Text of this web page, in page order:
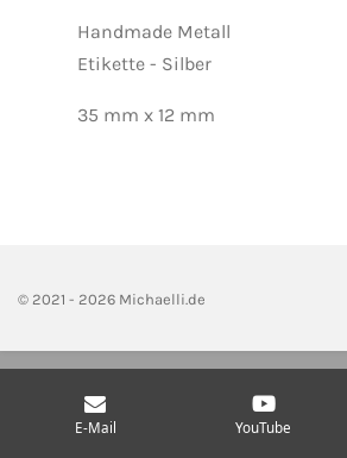
Handmade Metall
Etikette - Silber
35 mm x 12 mm
© 2021 - 2026 Michaelli.de
E-Mail YouTube